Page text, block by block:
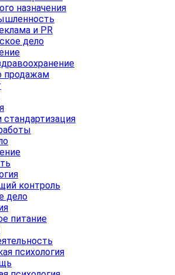
назначения
и PR
дело
продажам
стандартизация
контроль
дело
питание
психология